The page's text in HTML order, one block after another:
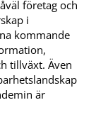
företag och
i
kommande
tillväxt. Även
är